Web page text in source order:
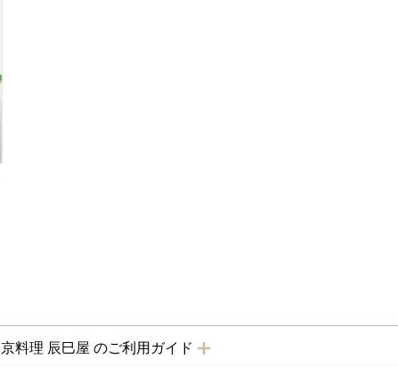
京料理 辰巳屋 のご利用ガイド